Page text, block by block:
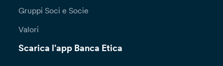
Gruppi Soci e Socie
Valori
Scarica l'app Banca Etica